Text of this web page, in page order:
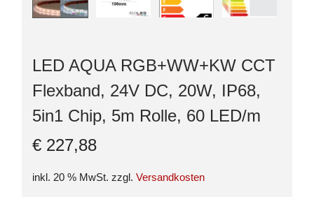
LED AQUA RGB+WW+KW CCT
Flexband, 24V DC, 20W, IP68,
5in1 Chip, 5m Rolle, 60 LED/m
€ 227,88
inkl. 20 % MwSt. zzgl. Versandkosten